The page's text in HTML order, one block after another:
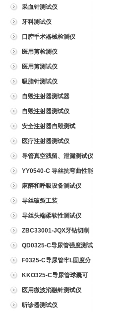
采血针测试仪
牙科测试仪
口腔手术器械检测仪
医用剪检测仪
医用剪测试仪
吸脂针测试仪
自毁注射器测试器
自毁注射器测试仪
安全注射器自毁测试
医疗注射器测试仪
导管真空残留、泄漏测试仪
YY0540-C 导丝抗弯曲性能
测试仪麻醉和呼吸设备测试仪
导丝破裂工装
导丝头端柔软性测试仪
ZBC33001-JQX牙钻切削
试验仪QD0325-C导尿管强度测试
仪
F0325-C导尿管牢L固度分
离力测试仪
KKO325-C导尿管球囊可
靠性测试仪
医用微波消融针测试仪
听诊器测试仪